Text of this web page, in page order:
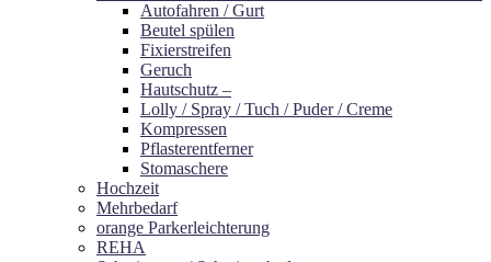
Autofahren / Gurt
Beutel spülen
Fixierstreifen
Geruch
Hautschutz –
Lolly / Spray / Tuch / Puder / Creme
Kompressen
Pflasterentferner
Stomaschere
Hochzeit
Mehrbedarf
orange Parkerleichterung
REHA